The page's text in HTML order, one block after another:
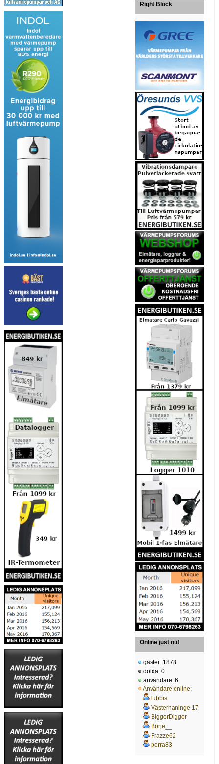
Right Block
Online just nu!
gäster: 1878
dolda: 0
användare: 6
Användare online:
lubbis
Västerhaninge 17
BiggerDigger
Börje__
Frazze62
perra83